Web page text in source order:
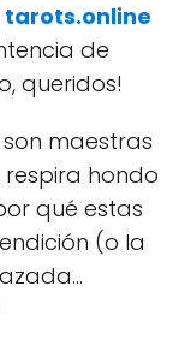
tarots.online
de
queridos!
maestras
hondo
qué estas
(o la